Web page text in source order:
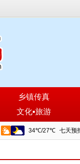
乡镇传真
文化▪旅游